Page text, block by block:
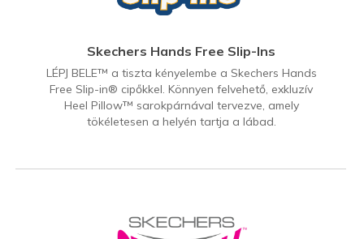
Skechers Hands Free Slip-Ins
LÉPJ BELE™ a tiszta kényelembe a Skechers Hands
Free Slip-in® cipőkkel. Könnyen felvehető, exkluzív
Heel Pillow™ sarokpárnával tervezve, amely
tökéletesen a helyén tartja a lábad.